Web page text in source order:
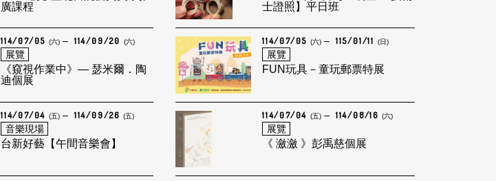
廣課程
士證照】平日班
114/07/05 (六) 114/09/20 (六)
展覽
《窺視作業中》— 瑟米爾．陶
迪個展
114/07/05 (六) 115/01/11 (日)
展覽
FUN玩具－童玩郵票特展
114/07/04 (五) 114/09/26 (五)
音樂現場
台新好藝【午間音樂會】
114/07/04 (五) 114/08/16 (六)
展覽
《 瀲瀲 》彭禹慈個展